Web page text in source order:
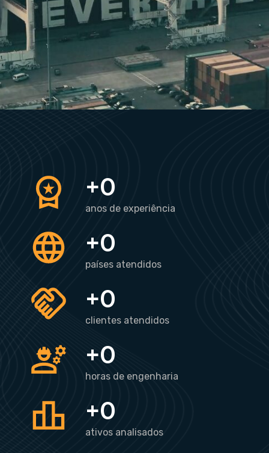
anos de experiência
+0
países atendidos
+0
clientes atendidos
+0
horas de engenharia
+0
ativos analisados
+0